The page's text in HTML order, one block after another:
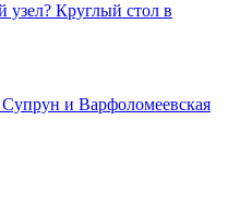
узел? Круглый стол в
и Варфоломеевская